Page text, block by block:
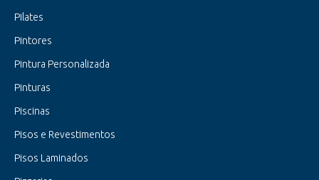
Pilates
Pintores
Pintura Personalizada
Pinturas
Piscinas
Pisos e Revestimentos
Pisos Laminados